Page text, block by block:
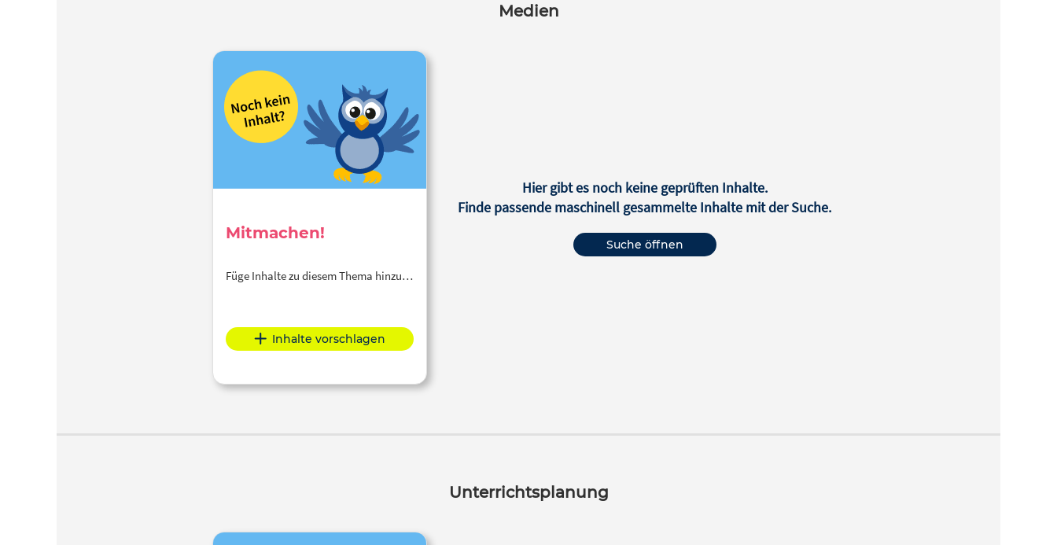
Medien
Mitmachen!
Füge Inhalte zu diesem Thema hinzu…
Inhalte vorschlagen
Hier gibt es noch keine geprüften Inhalte.
Finde passende maschinell gesammelte Inhalte mit der Suche.
Suche öffnen
Unterrichtsplanung